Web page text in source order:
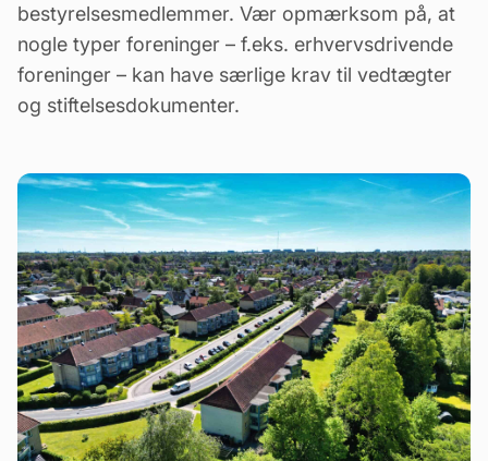
bestyrelsesmedlemmer. Vær opmærksom på, at
nogle typer foreninger – f.eks. erhvervsdrivende
foreninger – kan have særlige krav til vedtægter
og stiftelsesdokumenter.